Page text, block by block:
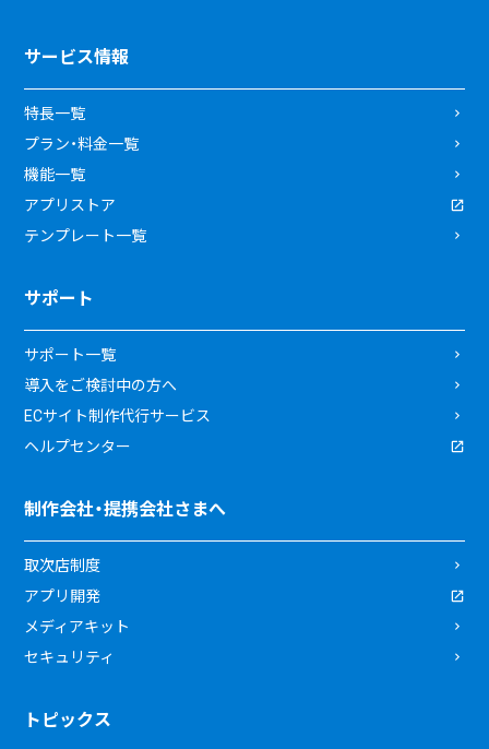
サービス情報
特長一覧
プラン・料金一覧
機能一覧
アプリストア
テンプレート一覧
サポート
サポート一覧
導入をご検討中の方へ
ECサイト制作代行サービス
ヘルプセンター
制作会社・提携会社さまへ
取次店制度
アプリ開発
メディアキット
セキュリティ
トピックス